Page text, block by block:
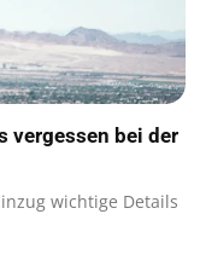
vergessen bei der
wichtige Details